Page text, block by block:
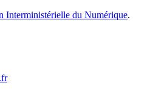
Interministérielle du Numérique.